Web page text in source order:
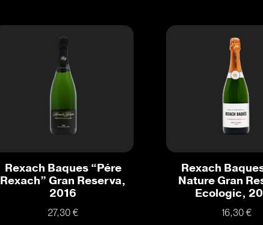
Rexach Baques “Pére
Rexach” Gran Reserva,
2016
27,30€
Rexach
Nature Gran
Ecologic,
16,30€